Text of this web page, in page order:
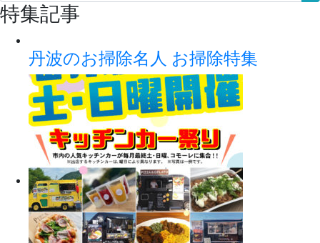
特集記事
丹波のお掃除名人 お掃除特集